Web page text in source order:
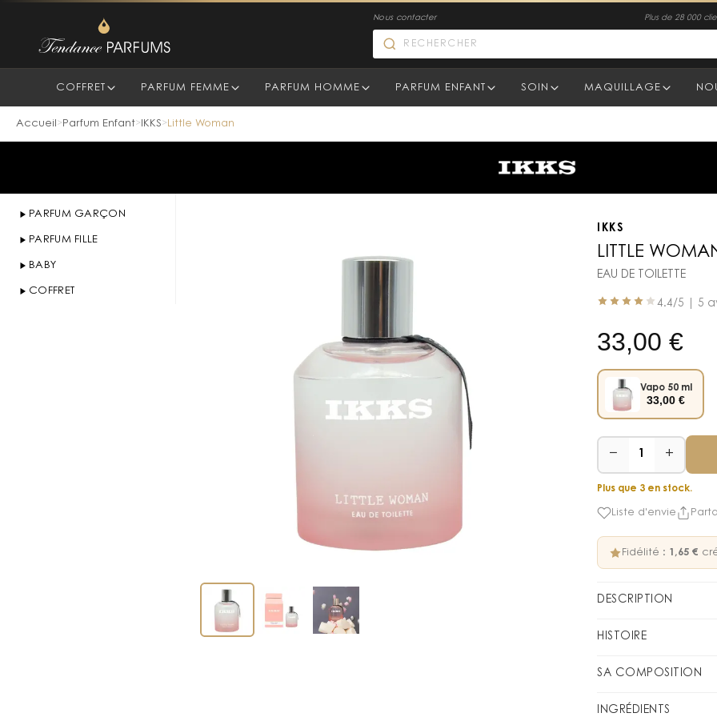
Nous contacter Plus de 28 000
COFFRET PARFUM FEMME PARFUM HOMME PARFUM ENFANT SOIN MAQUILLAGE
Accueil > Parfum Enfant> IKKS> Little Woman
PARFUM GARÇON
PARFUM FILLE
BABY
COFFRET
IKKS
LITTLE
EAU DE TOILETTE
4.4/5 | 5
33,00 €
Vapo 50 ml
33,00 €
− +
Plus que 3 en stock.
Liste d'envie
Fidélité : 1,65 €
DESCRIPTION
Une fragrance
de tête pétillantes
pêche gourmande.
HISTOIRE
Little
femmes en
SA COMPOSITION
FAMILLE OLFACTIVE
INGRÉDIENTS